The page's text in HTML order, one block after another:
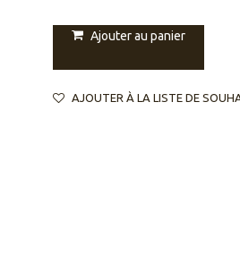
Ajouter au panier
AJOUTER À LA LISTE DE